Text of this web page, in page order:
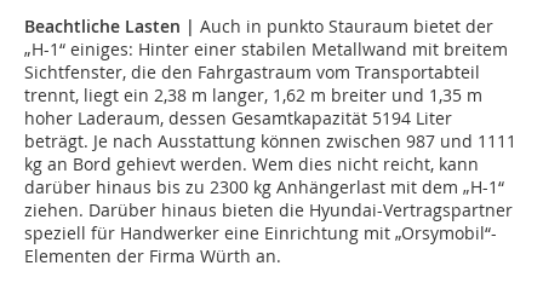
Beachtliche Lasten | Auch in punkto Stauraum bietet der
„H-1“ einiges: Hinter einer stabilen Metallwand mit breitem
Sichtfenster, die den Fahrgastraum vom Transportabteil
trennt, liegt ein 2,38 m langer, 1,62 m breiter und 1,35 m
hoher Laderaum, dessen Gesamtkapazität 5194 Liter
beträgt. Je nach Ausstattung können zwischen 987 und 1111
kg an Bord gehievt werden. Wem dies nicht reicht, kann
darüber hinaus bis zu 2300 kg Anhängerlast mit dem „H-1“
ziehen. Darüber hinaus bieten die Hyundai-Vertragspartner
speziell für Handwerker eine Einrichtung mit „Orsymobil“-
Elementen der Firma Würth an.